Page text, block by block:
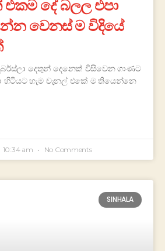
දේ බලල එපා
වෙනස් ම විදියේ
දෙතුන් දෙනෙක් විසිවෙන ගාණට
හිටියට හැම චැනල් එකේ ම තියෙන්නෙ
10:34 am No Comments
SINHALA